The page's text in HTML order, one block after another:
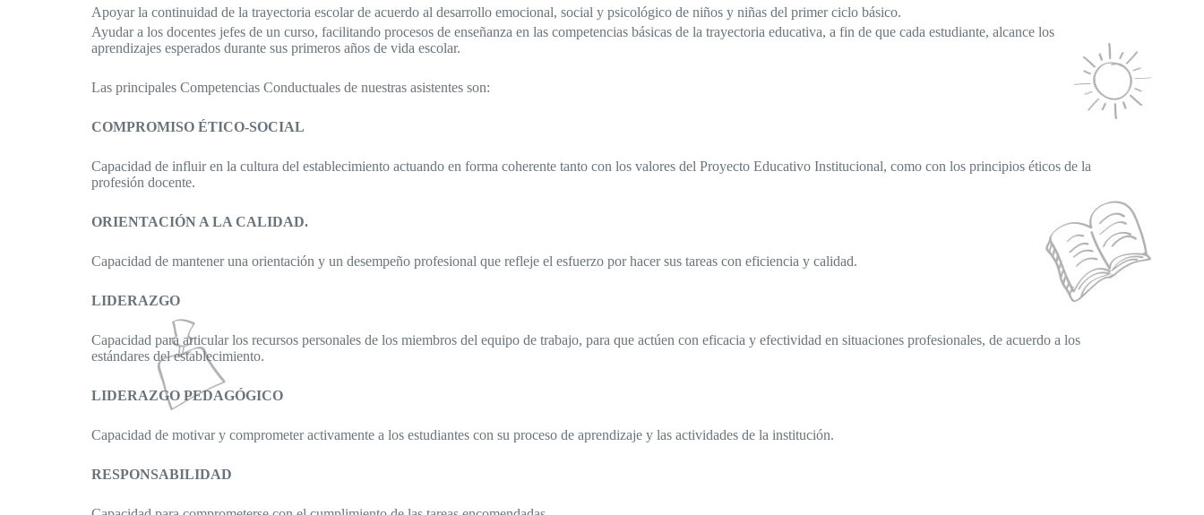
Apoyar la continuidad de la trayectoria escolar de acuerdo al desarrollo emocional, social y psicológico de niños y niñas del primer ciclo básico.
Ayudar a los docentes jefes de un curso, facilitando procesos de enseñanza en las competencias básicas de la trayectoria educativa, a fin de que cada estudiante, alcance los
aprendizajes esperados durante sus primeros años de vida escolar.
Las principales Competencias Conductuales de nuestras asistentes son:
COMPROMISO ÉTICO-SOCIAL
Capacidad de influir en la cultura del establecimiento actuando en forma coherente tanto con los valores del Proyecto Educativo Institucional, como con los principios éticos de la
profesión docente.
ORIENTACIÓN A LA CALIDAD.
Capacidad de mantener una orientación y un desempeño profesional que refleje el esfuerzo por hacer sus tareas con eficiencia y calidad.
LIDERAZGO
Capacidad para articular los recursos personales de los miembros del equipo de trabajo, para que actúen con eficacia y efectividad en situaciones profesionales, de acuerdo a los
estándares del establecimiento.
LIDERAZGO PEDAGÓGICO
Capacidad de motivar y comprometer activamente a los estudiantes con su proceso de aprendizaje y las actividades de la institución.
RESPONSABILIDAD